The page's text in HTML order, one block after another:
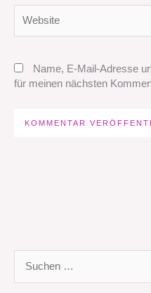
Name, E-Mail-Adresse
für meinen nächsten